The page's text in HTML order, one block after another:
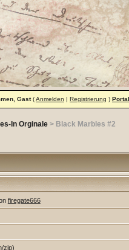
Gast(Anmelden | Registrierung ) Portal
In Orginale> Black Marbles #2
firegate666
zip)